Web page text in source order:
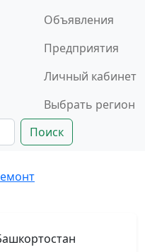
Объявления
Предприятия
Личный кабинет
Выбрать регион
Поиск